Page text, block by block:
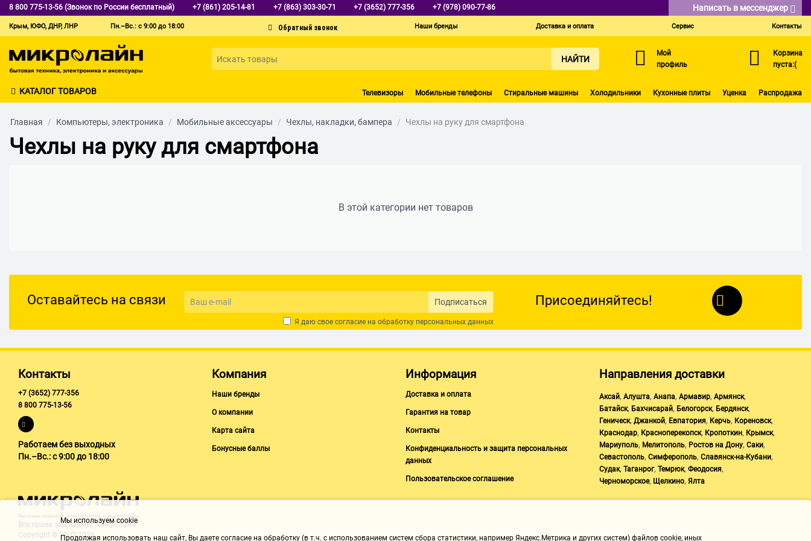
8 800 775-13-56 (Звонок по России бесплатный) +7 (861) 205-14-81 +7 (863) 303-30-71 +7 (3652) 777-356 +7 (978) 090-77-86 Написать в мессенджер
Крым, ЮФО, ДНР, ЛНР Пн.–Вс.: с 9:00 до 18:00 Наши бренды Доставка и оплата Сервис Контакты
НАЙТИ
Мой
профиль
Корзина
пуста:(
КАТАЛОГ ТОВАРОВ Телевизоры Мобильные телефоны Стиральные машины Холодильники Кухонные плиты Уценка Распродажа
Главная / Компьютеры, электроника / Мобильные аксессуары / Чехлы, накладки, бампера / Чехлы на руку для смартфона
Чехлы на руку для смартфона
В этой категории нет товаров
Оставайтесь на связи Подписаться
Я даю свое согласие на обработку персональных данных
Присоединяйтесь!
Контакты
+7 (3652) 777-356
8 800 775-13-56
Работаем без выходных
Пн.–Вс.: с 9:00 до 18:00
Компания
Наши бренды
О компании
Карта сайта
Бонусные баллы
Информация
Доставка и оплата
Гарантия на товар
Контакты
Конфиденциальность и защита персональных
данных
Пользовательское соглашение
Направления доставки
Аксай, Алушта, Анапа, Армавир, Армянск,
Батайск, Бахчисарай, Белогорск, Бердянск,
Геническ, Джанкой, Евпатория, Керчь, Кореновск,
Краснодар, Красноперекопск, Кропоткин, Крымск,
Мариуполь, Мелитополь, Ростов на Дону, Саки,
Севастополь, Симферополь, Славянск-на-Кубани,
Судак, Таганрог, Темрюк, Феодосия,
Черноморское, Щелкино, Ялта
Все права защищены "Микролайн"
Copyright © 2002-2026
Мы используем cookie
Продолжая использовать наш cайт, Вы даете согласие на обработку (в т.ч. с использованием систем сбора статистики, например Яндекс.Метрика и других систем) файлов cookie, иных